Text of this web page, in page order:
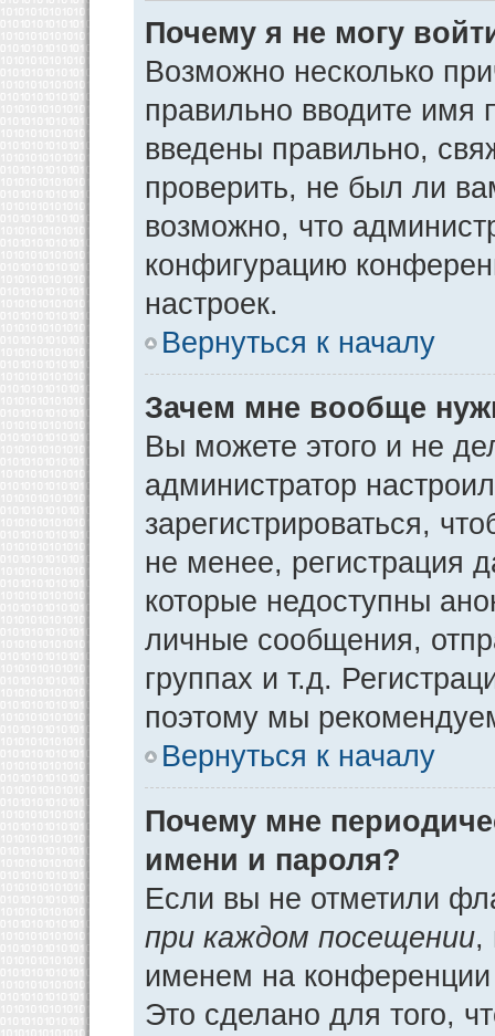
Почему я не могу
Возможно несколько
правильно вводите имя
введены правильно,
проверить, не был ли
возможно, что
конфигурацию
настроек.
Вернуться к началу
Зачем мне вообще
Вы можете этого и не
администратор
зарегистрироваться,
не менее, регистрация
которые недоступны
личные сообщения,
группах и т.д.
поэтому мы
Вернуться к началу
Почему мне
имени и пароля?
Если вы не отметили
при каждом посещении,
именем на конференции
Это сделано для того,